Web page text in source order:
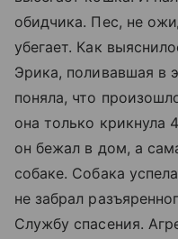
обидчика. Пес, не
убегает. Как
Эрика, поливавшая в
поняла, что
она только
он бежал в дом, а
собаке. Собака
не забрал
Службу спасения.